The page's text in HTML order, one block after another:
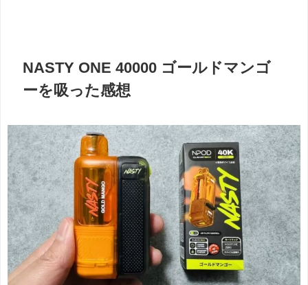
NASTY ONE 40000 ゴールドマンゴ
ーを吸った感想